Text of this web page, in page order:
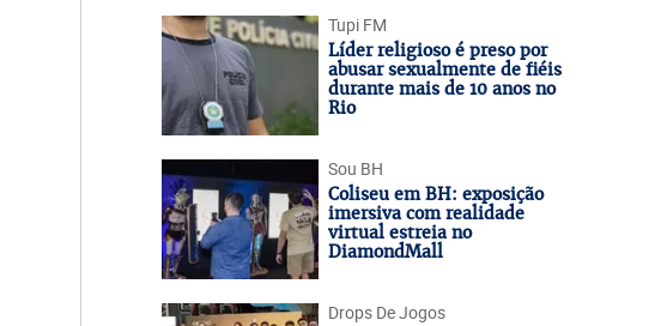
Tupi FM
Líder religioso é preso por
abusar sexualmente de fiéis
durante mais de 10 anos no
Rio
Sou BH
Coliseu em BH: exposição
imersiva com realidade
virtual estreia no
DiamondMall
Drops De Jogos